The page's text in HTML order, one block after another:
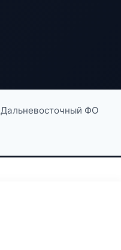
Дальневосточный ФО